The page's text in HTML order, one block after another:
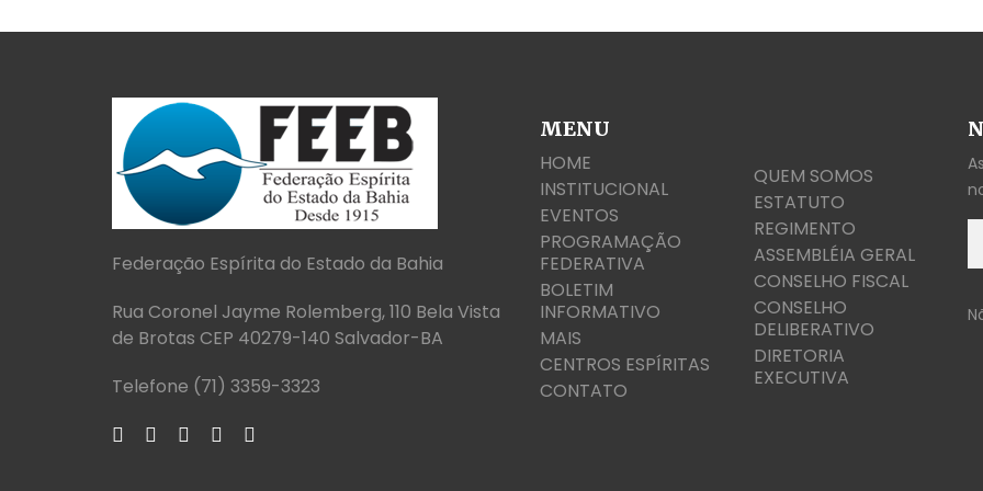
Federação Espírita do Estado da Bahia
Rua Coronel Jayme Rolemberg, 110 Bela Vista
de Brotas CEP 40279-140 Salvador-BA
Telefone (71) 3359-3323
MENU
HOME
INSTITUCIONAL
EVENTOS
PROGRAMAÇÃO
FEDERATIVA
BOLETIM
INFORMATIVO
MAIS
CENTROS ESPÍRITAS
CONTATO
QUEM SOMOS
ESTATUTO
REGIMENTO
ASSEMBLÉIA GERAL
CONSELHO FISCAL
CONSELHO
DELIBERATIVO
DIRETORIA
EXECUTIVA